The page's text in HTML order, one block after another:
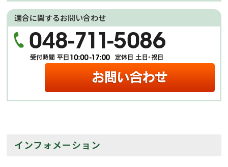
適合に関するお問い合わせ
インフォメーション